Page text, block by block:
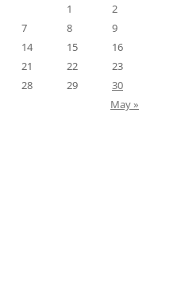
1
2
7 8
9
14 15
16
21 22
23
28 29
30
May »